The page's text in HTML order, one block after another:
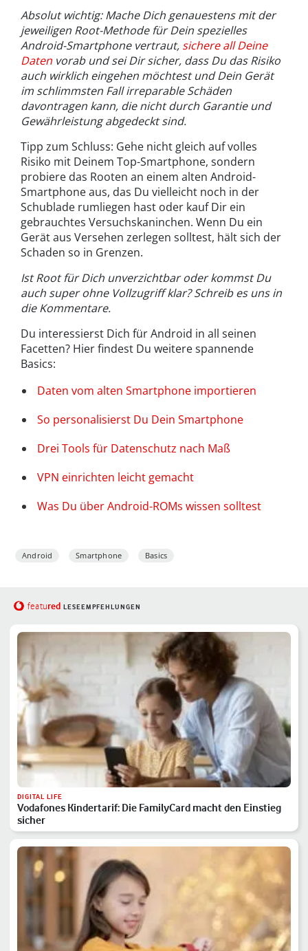
Absolut wichtig: Mache Dich genauestens mit der
jeweiligen Root-Methode für Dein spezielles
Android-Smartphone vertraut, sichere all Deine
Daten vorab und sei Dir sicher, dass Du das Risiko
auch wirklich eingehen möchtest und Dein Gerät
im schlimmsten Fall irreparable Schäden
davontragen kann, die nicht durch Garantie und
Gewährleistung abgedeckt sind.
Tipp zum Schluss: Gehe nicht gleich auf volles
Risiko mit Deinem Top-Smartphone, sondern
probiere das Rooten an einem alten Android-
Smartphone aus, das Du vielleicht noch in der
Schublade rumliegen hast oder kauf Dir ein
gebrauchtes Versuchskaninchen. Wenn Du ein
Gerät aus Versehen zerlegen solltest, hält sich der
Schaden so in Grenzen.
Ist Root für Dich unverzichtbar oder kommst Du
auch super ohne Vollzugriff klar? Schreib es uns in
die Kommentare.
Du interessierst Dich für Android in all seinen
Facetten? Hier findest Du weitere spannende
Basics:
Daten vom alten Smartphone importieren
So personalisierst Du Dein Smartphone
Drei Tools für Datenschutz nach Maß
VPN einrichten leicht gemacht
Was Du über Android-ROMs wissen solltest
Android Smartphone Basics
featured LESEEMPFEHLUNGEN
DIGITAL LIFE
Vodafones Kindertarif: Die FamilyCard macht den Einstieg
sicher